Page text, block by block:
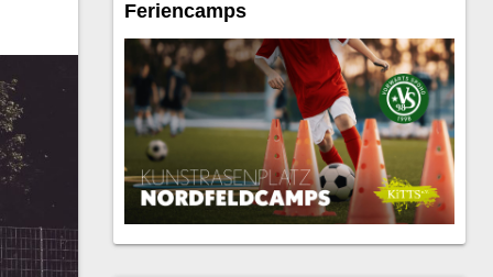
Feriencamps